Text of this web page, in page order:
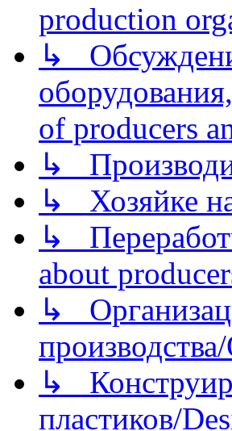
production
↳
of producers
↳
↳ Хозяйке
↳
about
↳
↳
пластиков/